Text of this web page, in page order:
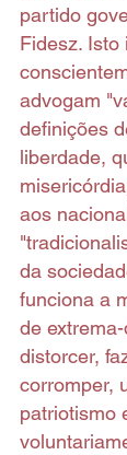
partido
Fidesz. Isto
advogam
definições
liberdade,
aos
da
funciona a
de
distorcer,
corromper,
patriotismo